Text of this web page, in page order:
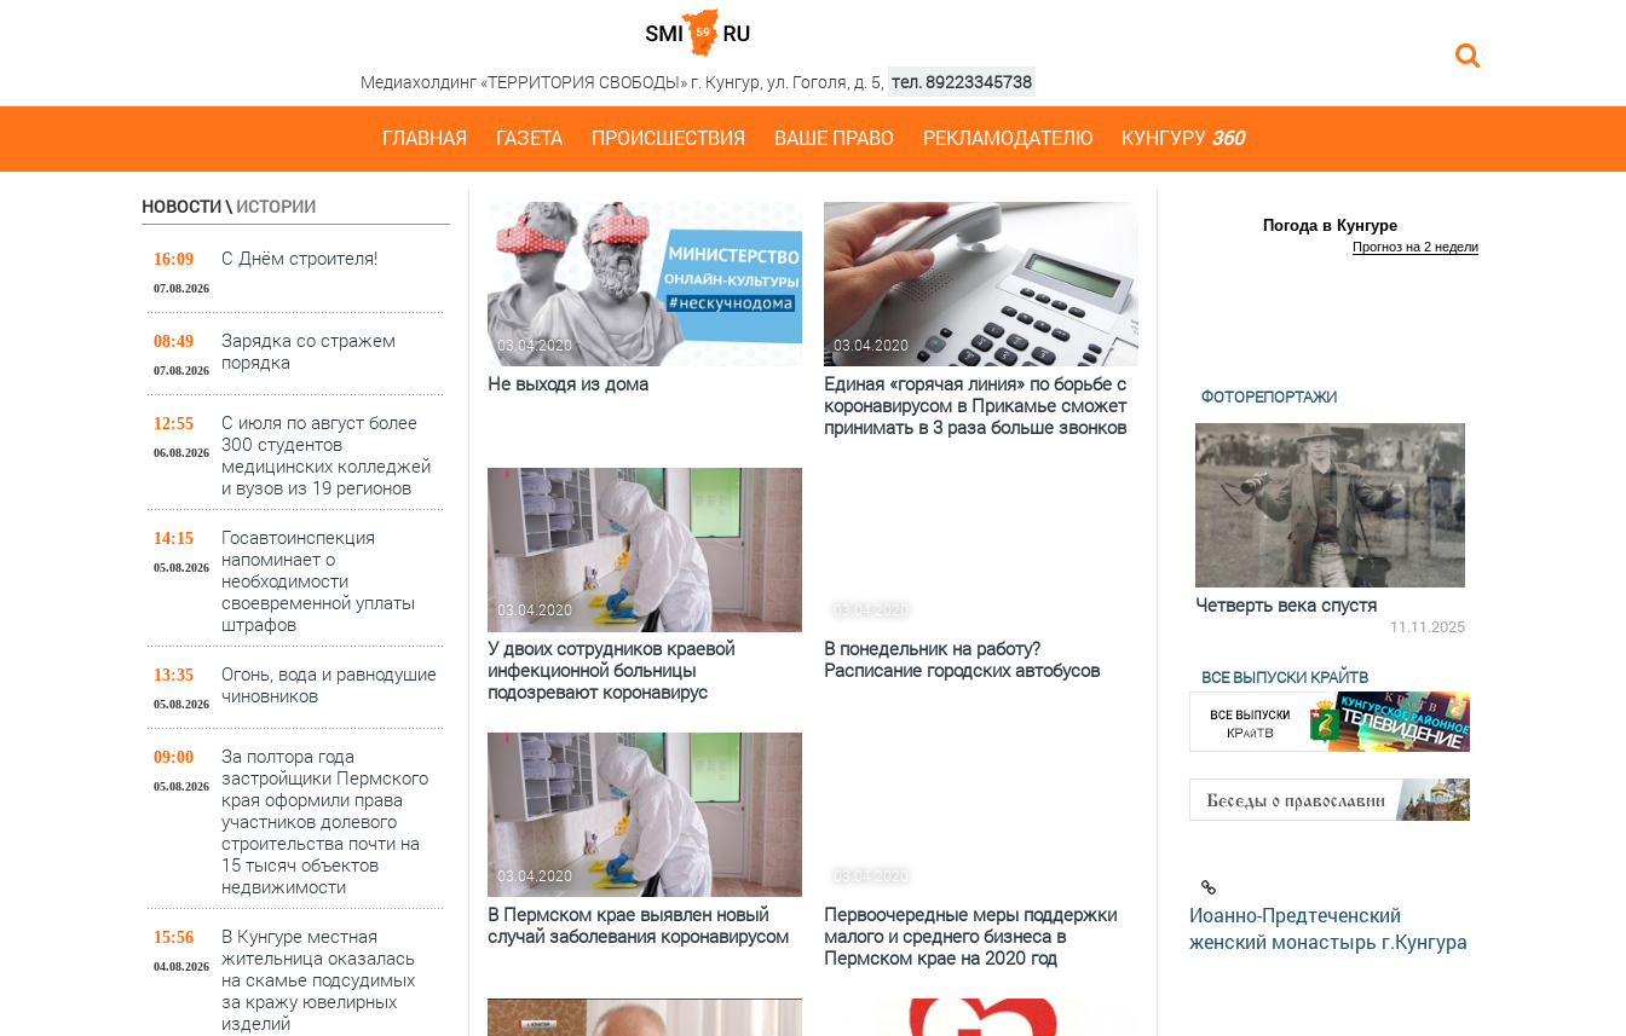
Медиахолдинг «ТЕРРИТОРИЯ СВОБОДЫ» г. Кунгур, ул. Гоголя, д. 5, тел. 89223345738
ГЛАВНАЯ ГАЗЕТА ПРОИСШЕСТВИЯ ВАШЕ ПРАВО РЕКЛАМОДАТЕЛЮ КУНГУРУ 360
НОВОСТИ\ ИСТОРИИ
16:09
07.08.2026
С Днём строителя!
08:49
07.08.2026
Зарядка со стражем
порядка
12:55
06.08.2026
С июля по август более
300 студентов
медицинских колледжей
и вузов из 19 регионов
14:15
05.08.2026
Госавтоинспекция
напоминает о
необходимости
своевременной уплаты
штрафов
13:35
05.08.2026
Огонь, вода и равнодушие
чиновников
09:00
05.08.2026
За полтора года
застройщики Пермского
края оформили права
участников долевого
строительства почти на
15 тысяч объектов
недвижимости
15:56
04.08.2026
В Кунгуре местная
жительница оказалась
на скамье подсудимых
за кражу ювелирных
изделий
03.04.2020
Не выходя из дома
03.04.2020
Единая «горячая линия» по борьбе с
коронавирусом в Прикамье сможет
принимать в 3 раза больше звонков
03.04.2020
У двоих сотрудников краевой
инфекционной больницы
подозревают коронавирус
03.04.2020
В понедельник на работу?
Расписание городских автобусов
03.04.2020
В Пермском крае выявлен новый
случай заболевания коронавирусом
03.04.2020
Первоочередные меры поддержки
малого и среднего бизнеса в
Пермском крае на 2020 год
Погода в Кунгуре
Прогноз на 2 недели
ФОТОРЕПОРТАЖИ
Четверть века спустя
11.11.2025
ВСЕ ВЫПУСКИ КРАЙТВ
Иоанно-Предтеченский
женский монастырь г.Кунгура